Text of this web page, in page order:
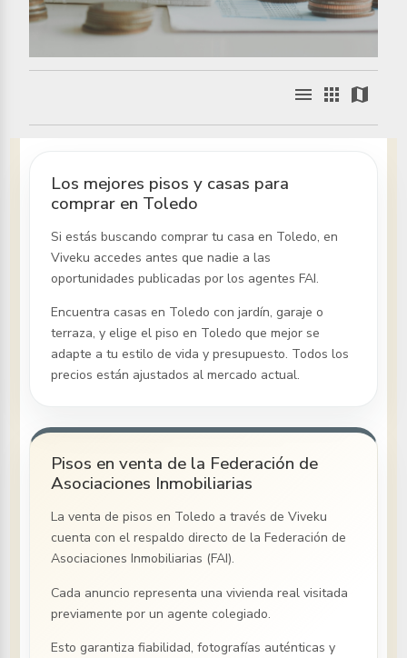
menu apps map
Los mejores pisos y casas para
comprar en Toledo
Si estás buscando comprar tu casaen Toledo, en
Viveku accedes antes que nadie a las
oportunidades publicadas por los agentes FAI.
Encuentra casasen Toledo con jardín, garaje o
terraza, y elige el pisoen Toledo que mejor se
adapte a tu estilo de vida y presupuesto. Todos los
precios están ajustados al mercado actual.
Pisos en venta de la Federación de
Asociaciones Inmobiliarias
La venta de pisosen Toledo a través de Viveku
cuenta con el respaldo directo de la Federación de
Asociaciones Inmobiliarias (FAI).
Cada anuncio representa una vivienda real visitada
previamente por un agente colegiado.
Esto garantiza fiabilidad, fotografías auténticas y